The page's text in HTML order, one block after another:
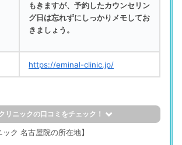
もきますが、予約したカウンセリン
グ日は忘れずにしっかりメモしてお
きましょう。
https://eminal-clinic.jp/
リニックの口コミをチェック！
ック 名古屋院の所在地】